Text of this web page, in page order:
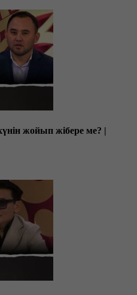
жойып жібере ме? |